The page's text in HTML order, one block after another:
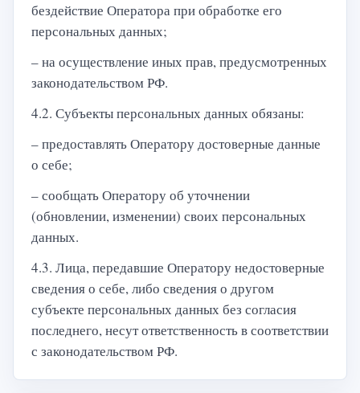
бездействие Оператора при обработке его
персональных данных;
– на осуществление иных прав, предусмотренных
законодательством РФ.
4.2. Субъекты персональных данных обязаны:
– предоставлять Оператору достоверные данные
о себе;
– сообщать Оператору об уточнении
(обновлении, изменении) своих персональных
данных.
4.3. Лица, передавшие Оператору недостоверные
сведения о себе, либо сведения о другом
субъекте персональных данных без согласия
последнего, несут ответственность в соответствии
с законодательством РФ.